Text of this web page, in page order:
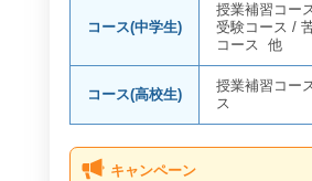
コース(中学生)
授業補習コー
受験コース /
コース
他
コース(高校生)
授業補習コー
ス
キャンペーン